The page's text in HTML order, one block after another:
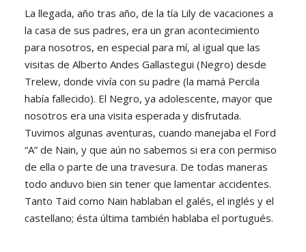
La llegada, año tras año, de la tía Lily de vacaciones a
la casa de sus padres, era un gran acontecimiento
para nosotros, en especial para mí, al igual que las
visitas de Alberto Andes Gallastegui (Negro) desde
Trelew, donde vivía con su padre (la mamá Percila
había fallecido). El Negro, ya adolescente, mayor que
nosotros era una visita esperada y disfrutada.
Tuvimos algunas aventuras, cuando manejaba el Ford
“A” de Nain, y que aún no sabemos si era con permiso
de ella o parte de una travesura. De todas maneras
todo anduvo bien sin tener que lamentar accidentes.
Tanto Taid como Nain hablaban el galés, el inglés y el
castellano; ésta última también hablaba el portugués.